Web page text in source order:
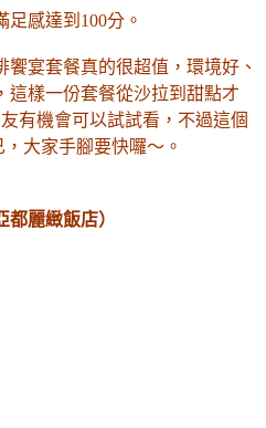
感達到100分。
饗宴套餐真的很超值，環境好、
這樣一份套餐從沙拉到甜點才
有機會可以試試看，不過這個
大家手腳要快囉～。
都麗緻飯店）